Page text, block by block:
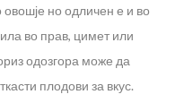
но одличен е и во
во прав, цимет или
одозгора може да
плодови за вкус.